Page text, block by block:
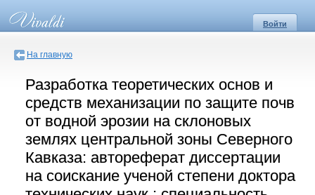
Войти
На главную
Разработка теоретических основ и
средств механизации по защите почв
от водной эрозии на склоновых
землях центральной зоны Северного
Кавказа: автореферат диссертации
на соискание ученой степени доктора